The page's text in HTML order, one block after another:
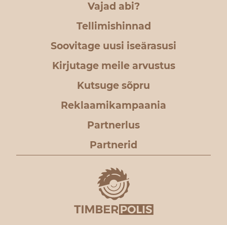
Vajad abi?
Tellimishinnad
Soovitage uusi iseärasusi
Kirjutage meile arvustus
Kutsuge sõpru
Reklaamikampaania
Partnerlus
Partnerid